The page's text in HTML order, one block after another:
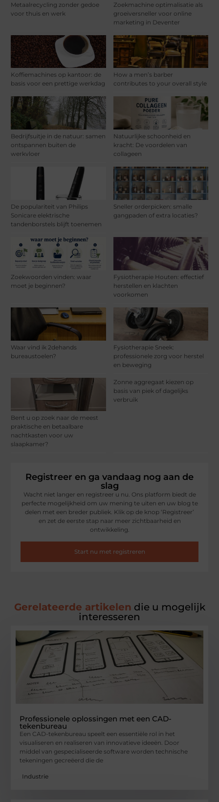
Metaalrecycling zonder gedoe
voor thuis en werk
Zoekmachine optimalisatie als
groeiversneller voor online
marketing in Deventer
Koffiemachines op kantoor: de
basis voor een prettige werkdag
How a men’s barber
contributes to your overall style
Bedrijfsuitje in de natuur: samen
ontspannen buiten de
werkvloer
Natuurlijke schoonheid en
kracht: De voordelen van
collageen
De populariteit van Philips
Sonicare elektrische
tandenborstels blijft toenemen
Sneller orderpicken: smalle
gangpaden of extra locaties?
Zoekwoorden vinden: waar
moet je beginnen?
Fysiotherapie Houten: effectief
herstellen en klachten
voorkomen
Waar vind ik 2dehands
bureaustoelen?
Fysiotherapie Sneek:
professionele zorg voor herstel
en beweging
Bent u op zoek naar de meest
praktische en betaalbare
nachtkasten voor uw
slaapkamer?
Zonne aggregaat kiezen op
basis van piek of dagelijks
verbruik
Registreer en ga vandaag nog aan de
slag
Wacht niet langer en registreer u nu. Ons platform biedt de
perfecte mogelijkheid om uw mening te uiten en uw blog te
delen met een breder publiek. Klik op de knop ‘Registreer’
en zet de eerste stap naar meer zichtbaarheid en
ontwikkeling.
Start nu met registreren
Gerelateerde artikelen die u mogelijk
interesseren
Professionele oplossingen met een CAD-
tekenbureau
Een CAD-tekenbureau speelt een essentiële rol in het
visualiseren en realiseren van innovatieve ideeën. Door
middel van gespecialiseerde software worden technische
tekeningen gecreëerd die de
Industrie